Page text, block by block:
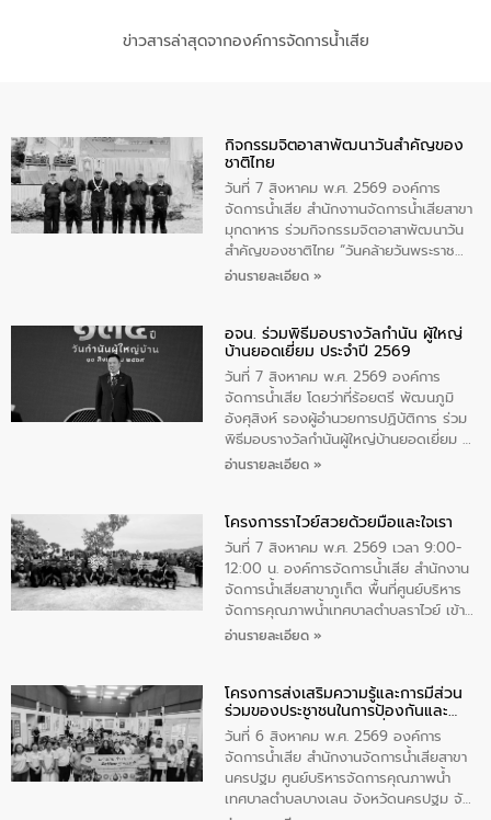
ข่าวสารล่าสุดจากองค์การจัดการน้ำเสีย
กิจกรรมจิตอาสาพัฒนาวันสําคัญของ
ชาติไทย
วันที่ 7 สิงหาคม พ.ศ. 2569 องค์การ
จัดการน้ำเสีย สำนักงาานจัดการน้ำเสียสาขา
มุกดาหาร ร่วมกิจกรรมจิตอาสาพัฒนาวัน
สําคัญของชาติไทย “วันคล้ายวันพระราช
สมภพ สมเด็จพระนางเจ้าสิริกิติ์พระบรม
ทิพย์คำ รองผู้ว่าราชการจังหวัดมุกดาหาร
เป็นประธานในพิธี ณ เรือนจําชั่วคราวนาโสก
ตําบลนาโสก อําเภอเมืองมุกดาหาร จังหวัด
มุกดาหาร โดยในกิจกรรมได้ร่วมปลูกป่า และ
ทําความสะอาดภายในบริเวณ จัดกิจกรรม
เพื่อถวายเป็นพระราชกุศล สมเด็จพระนาง
เจ้าสิริกิติ์พระบรมราชินีนาถ พระบรมราช
อ่านรายละเอียด »
อจน. ร่วมพิธีมอบรางวัลกำนัน ผู้ใหญ่
บ้านยอดเยี่ยม ประจำปี 2569
วันที่ 7 สิงหาคม พ.ศ. 2569 องค์การ
จัดการน้ำเสีย โดยว่าที่ร้อยตรี พัฒนภูมิ
อังศุสิงห์ รองผู้อำนวยการปฏิบัติการ ร่วม
พิธีมอบรางวัลกำนันผู้ใหญ่บ้านยอดเยี่ยม ณ
ทำเนียบรัฐบาล โดยมีนายอนุทิน ชาญวีรกูล
ทองคำและประกาศเกียรติคุณให้แก่ กำนัน
ผู้ใหญ่บ้านยอดเยี่ยม พร้อมกล่าวชื่นชม ให้
โอวาท และมอบนโยบาย
อ่านรายละเอียด »
โครงการราไวย์สวยด้วยมือและใจเรา
วันที่ 7 สิงหาคม พ.ศ. 2569 เวลา 9:00-
12:00 น. องค์การจัดการน้ำเสีย สำนักงาน
จัดการน้ำเสียสาขาภูเก็ต พื้นที่ศูนย์บริหาร
จัดการคุณภาพน้ำเทศบาลตำบลราไวย์ เข้า
ร่วมโครงการราไวย์สวยด้วยมือและใจเรา
ประชาชน ตัวแทนจากโรงแรมต่างๆ ในเขต
เทศบาลตำบลราไวย์ ศูนย์บริหารจัดการ
คุณภาพน้ำเทศบาลตำบลราไวย์ นำโดยนาย
น้อย แก้วเศษ ผู้จัดการสำนักงานจัดการน้ำ
เสียสาขาภูเก็ต พร้อมด้วยเจ้าหน้าที่ จำนวน
5 คน ร่วมทำกิจกรรม ทำความสะอาด
อ่านรายละเอียด »
โครงการส่งเสริมความรู้และการมีส่วน
ร่วมของประชาชนในการป้องกันและ
แก้ไขปัญหาน้ำเสียอย่างยั่งยืน
วันที่ 6 สิงหาคม พ.ศ. 2569 องค์การ
จัดการน้ำเสีย สำนักงานจัดการน้ำเสียสาขา
นครปฐม ศูนย์บริหารจัดการคุณภาพน้ำ
เทศบาลตำบลบางเลน จังหวัดนครปฐม จัด